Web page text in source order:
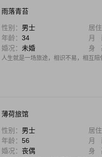
雨落青苔
性别： 男士 居住
年龄： 34 月
婚况： 未婚 身
人生就是一场旅途，相识不易，相互
薄荷旅馆
性别： 男士 居住
年龄： 56 月
婚况： 丧偶 身